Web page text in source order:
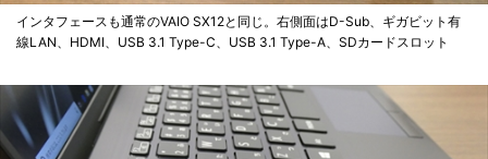
インタフェースも通常のVAIO SX12と同じ。右側面はD-Sub、ギガビット有
線LAN、HDMI、USB 3.1 Type-C、USB 3.1 Type-A、SDカードスロット